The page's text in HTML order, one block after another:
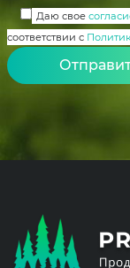
Даю свое
соответствии с